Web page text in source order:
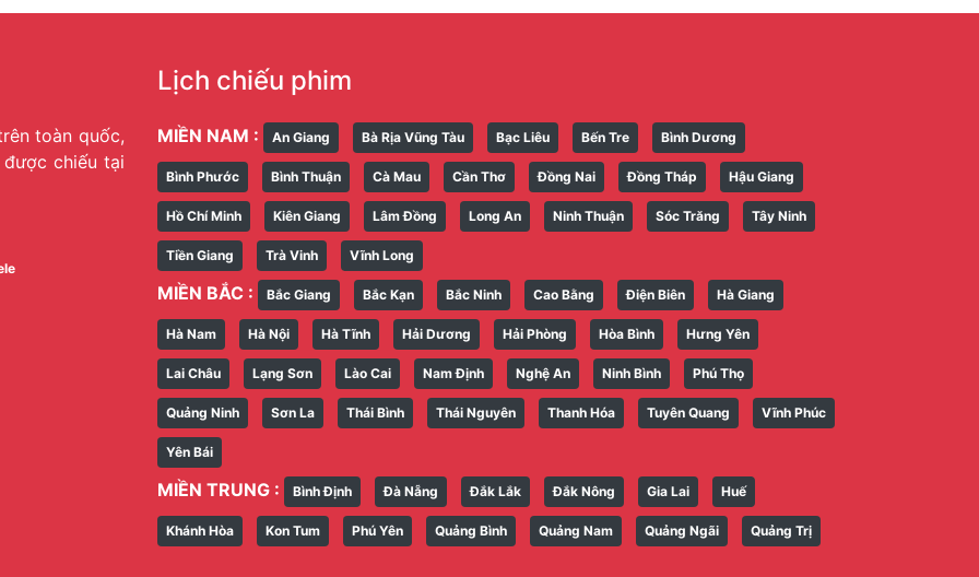
toàn quốc,
chiếu tại
Lịch chiếu phim
MIỀN NAM : An Giang Bà Rịa Vũng Tàu Bạc Liêu Bến Tre Bình Dương
Bình Phước Bình Thuận Cà Mau Cần Thơ Đồng Nai Đồng Tháp Hậu Giang
Hồ Chí Minh Kiên Giang Lâm Đồng Long An Ninh Thuận Sóc Trăng Tây Ninh
Tiền Giang Trà Vinh Vĩnh Long
MIỀN BẮC : Bắc Giang Bắc Kạn Bắc Ninh Cao Bằng Điện Biên Hà Giang
Hà Nam Hà Nội Hà Tĩnh Hải Dương Hải Phòng Hòa Bình Hưng Yên
Lai Châu Lạng Sơn Lào Cai Nam Định Nghệ An Ninh Bình Phú Thọ
Quảng Ninh Sơn La Thái Bình Thái Nguyên Thanh Hóa Tuyên Quang Vĩnh Phúc
Yên Bái
MIỀN TRUNG : Bình Định Đà Nẵng Đắk Lắk Đắk Nông Gia Lai Huế
Khánh Hòa Kon Tum Phú Yên Quảng Bình Quảng Nam Quảng Ngãi Quảng Trị